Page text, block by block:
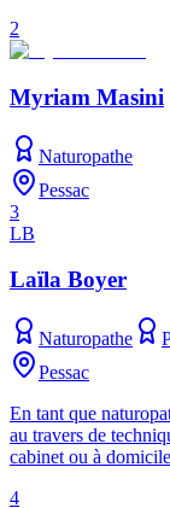
2
Myriam Masini
Naturopathe
Pessac
3
LB
Laïla Boyer
Naturopathe
Pessac
En tant que
au travers de
cabinet ou à domicile
4